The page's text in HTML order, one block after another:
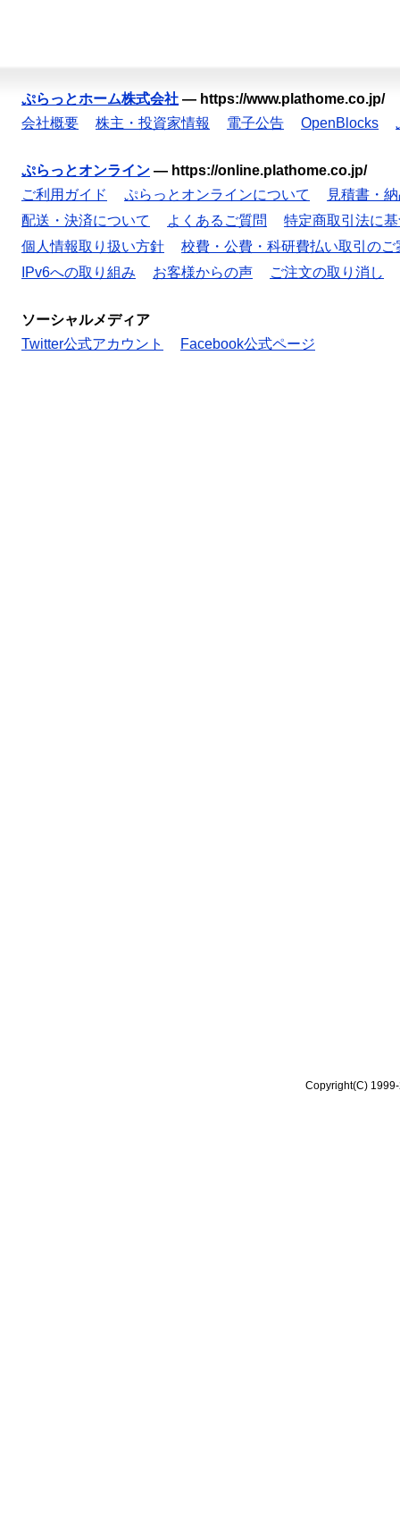
ぷらっとホーム株式会社 — https://www.plathome.co.jp/
会社概要
株主・投資家情報 電子公告 OpenBlocks
ぷらっとオンライン — https://online.plathome.co.jp/
ご利用ガイド
ぷらっとオンラインについて
見積書・
配送・決済について
よくあるご質問
特定商取引法に
個人情報取り扱い方針
校費・公費・科研費払い取引のご
IPv6への取り組み
お客様からの声 ご注文の取り消し
ソーシャルメディア
Twitter公式アカウント
Facebook公式ページ
Copyright(C)